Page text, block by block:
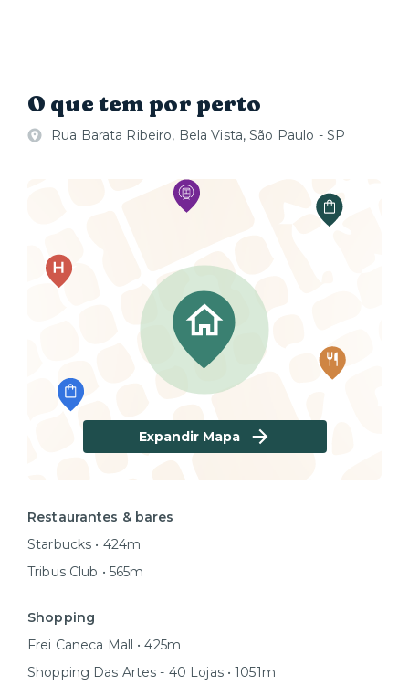
O que tem por perto
Rua Barata Ribeiro, Bela Vista, São Paulo - SP
Expandir Mapa
Restaurantes & bares
Starbucks • 424m
Tribus Club • 565m
Shopping
Frei Caneca Mall • 425m
Shopping Das Artes - 40 Lojas • 1051m